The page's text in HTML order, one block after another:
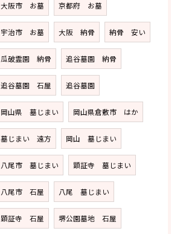
大阪市 お墓 京都府 お墓
宇治市 お墓 大阪 納骨 納骨 安い
瓜破霊園 納骨 追谷墓園 納骨
追谷墓園 石屋 追谷墓園
岡山県 墓じまい 岡山県倉敷市 はか
墓じまい 遠方 岡山 墓じまい
八尾市 墓じまい 顕証寺 墓じまい
八尾市 石屋 八尾 墓じまい
顕証寺 石屋 堺公園墓地 石屋